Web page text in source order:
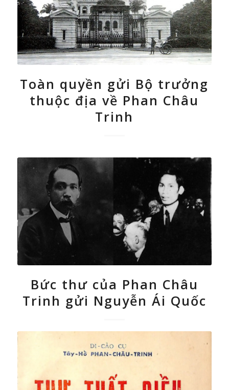
Toàn quyền gửi Bộ trưởng
thuộc địa về Phan Châu
Trinh
Bức thư của Phan Châu
Trinh gửi Nguyễn Ái Quốc